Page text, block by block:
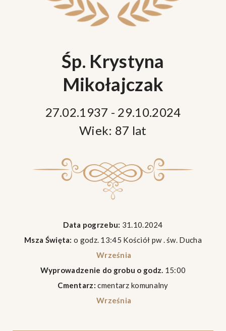
Śp. Krystyna
Mikołajczak
27.02.1937 - 29.10.2024
Wiek: 87 lat
Data pogrzebu: 31.10.2024
Msza Święta: o godz. 13:45 Kościół pw . św. Ducha
Września
Wyprowadzenie do grobu o godz. 15:00
Cmentarz: cmentarz komunalny
Września